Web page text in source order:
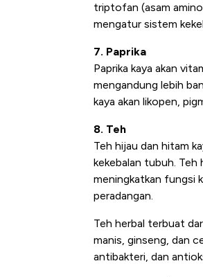
triptofan (asam
mengatur sistem
7. Paprika
Paprika kaya akan
mengandung lebih
kaya akan likopen,
8. Teh
Teh hijau dan hitam
kekebalan tubuh.
meningkatkan fungsi
peradangan.
Teh herbal terbuat
manis, ginseng, dan
antibakteri, dan